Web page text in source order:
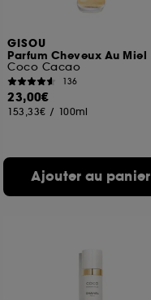
GISOU
Parfum Cheveux Au Miel
Coco Cacao
136
23,00€
153,33€ / 100ml
Ajouter au panier